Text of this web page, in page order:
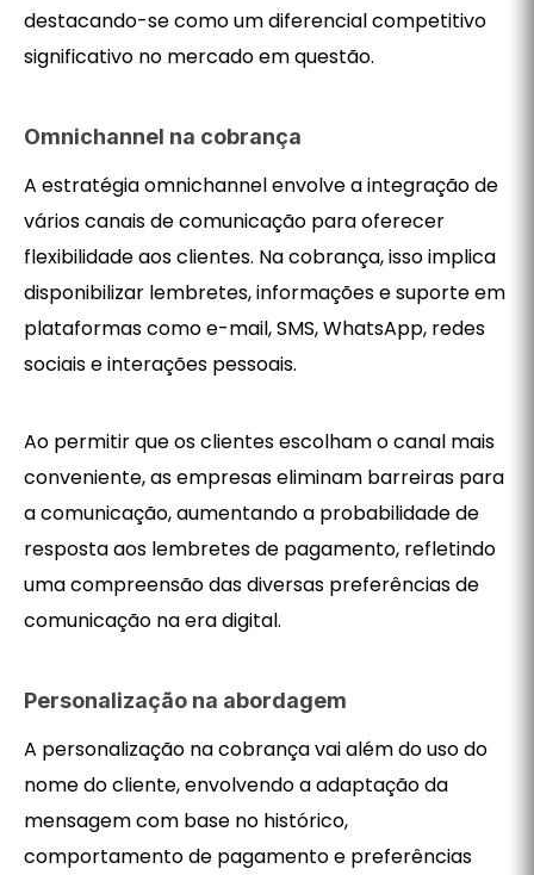
destacando-se como um diferencial competitivo
significativo no mercado em questão.
Omnichannel na cobrança
A estratégia omnichannel envolve a integração de
vários canais de comunicação para oferecer
flexibilidade aos clientes. Na cobrança, isso implica
disponibilizar lembretes, informações e suporte em
plataformas como e-mail, SMS, WhatsApp, redes
sociais e interações pessoais.
Ao permitir que os clientes escolham o canal mais
conveniente, as empresas eliminam barreiras para
a comunicação, aumentando a probabilidade de
resposta aos lembretes de pagamento, refletindo
uma compreensão das diversas preferências de
comunicação na era digital.
Personalização na abordagem
A personalização na cobrança vai além do uso do
nome do cliente, envolvendo a adaptação da
mensagem com base no histórico,
comportamento de pagamento e preferências